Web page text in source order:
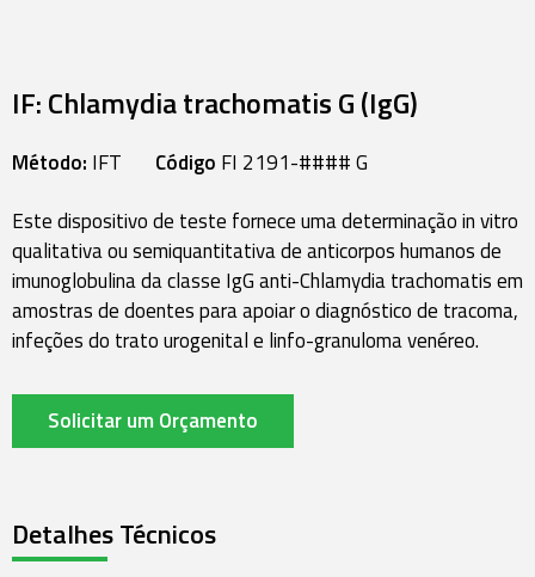
IF: Chlamydia trachomatis G (IgG)
Método: IFT Código FI 2191-#### G
Este dispositivo de teste fornece uma determinação in vitro
qualitativa ou semiquantitativa de anticorpos humanos de
imunoglobulina da classe IgG anti-Chlamydia trachomatis em
amostras de doentes para apoiar o diagnóstico de tracoma,
infeções do trato urogenital e linfo-granuloma venéreo.
Solicitar um Orçamento
Detalhes Técnicos